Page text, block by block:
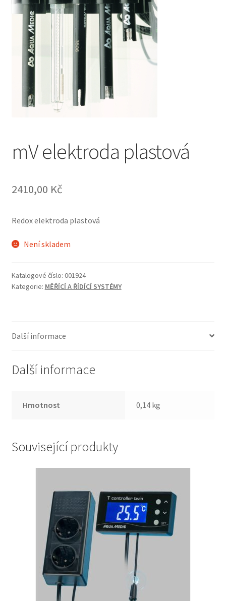
mV elektroda plastová
2410,00 Kč
Redox elektroda plastová
Není skladem
Katalogové číslo: 001924
Kategorie: MĚŘÍCÍ A ŘÍDÍCÍ SYSTÉMY
Další informace
Další informace
Hmotnost 0,14 kg
Související produkty